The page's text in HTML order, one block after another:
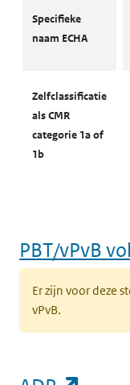
Specifieke
naam ECHA
Zelfclassificatie
als CMR
categorie 1a of
1b
PBT/vPvB
Er zijn voor deze
vPvB.